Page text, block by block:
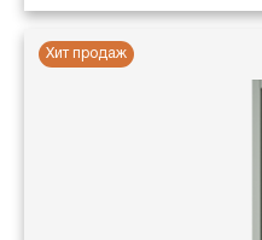
Хит продаж